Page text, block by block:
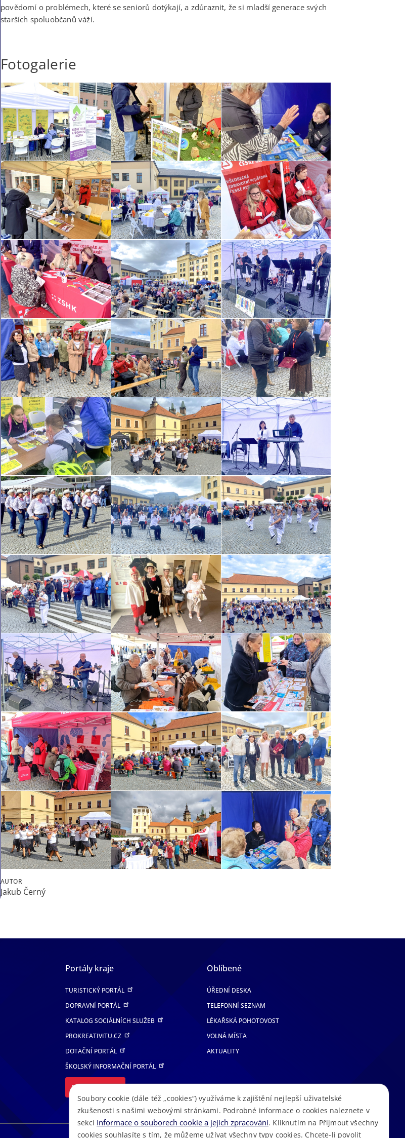
povědomí o problémech, které se seniorů dotýkají, a zdůraznit, že si mladší generace svých
starších spoluobčanů váží.
Fotogalerie
AUTOR
Jakub Černý
Portály kraje
TURISTICKÝ PORTÁL
DOPRAVNÍ PORTÁL
KATALOG SOCIÁLNÍCH SLUŽEB
PROKREATIVITU.CZ
DOTAČNÍ PORTÁL
ŠKOLSKÝ INFORMAČNÍ PORTÁL
DALŠÍ PORTÁLY
Oblíbené
ÚŘEDNÍ DESKA
TELEFONNÍ SEZNAM
LÉKAŘSKÁ POHOTOVOST
VOLNÁ MÍSTA
AKTUALITY
Soubory cookie (dále též „cookies“) využíváme k zajištění nejlepší uživatelské
zkušenosti s našimi webovými stránkami. Podrobné informace o cookies naleznete v
sekci Informace o souborech cookie a jejich zpracování. Kliknutím na Přijmout všechny
cookies souhlasíte s tím, že můžeme užívat všechny typy cookies. Chcete-li povolit